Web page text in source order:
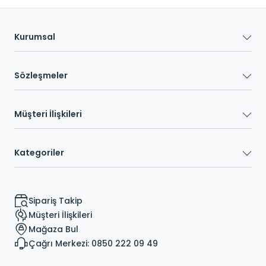
Kurumsal
Sözleşmeler
Müşteri İlişkileri
Kategoriler
Sipariş Takip
Müşteri İlişkileri
Mağaza Bul
Çağrı Merkezi: 0850 222 09 49